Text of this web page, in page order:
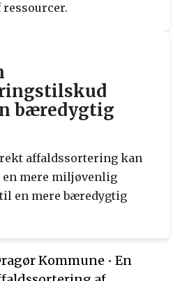
ressourcer.
bæredygtig
affaldssortering kan
mere miljøvenlig
en mere bæredygtig
Kommune • En